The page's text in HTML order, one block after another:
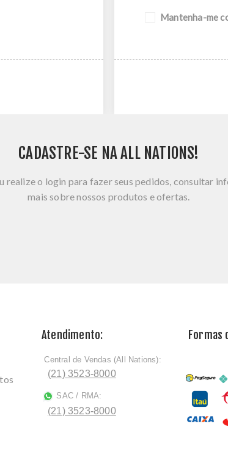
Mantenha-me
CADASTRE-SE NA ALL NATIONS!
realize o login para fazer seus pedidos, consultar
mais sobre nossos produtos e ofertas.
Atendimento:
ﾠCentral de Vendas (All Nations):
(21) 3523-8000
SAC / RMA:
(21) 3523-8000
Formas